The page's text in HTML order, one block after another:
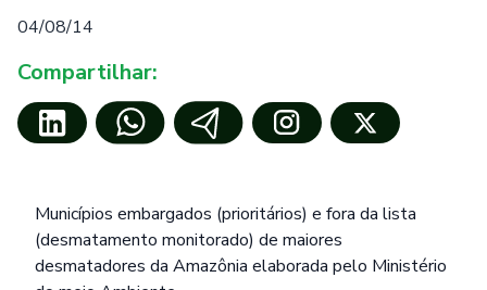
04/08/14
Compartilhar:
Municípios embargados (prioritários) e fora da lista
(desmatamento monitorado) de maiores
desmatadores da Amazônia elaborada pelo Ministério